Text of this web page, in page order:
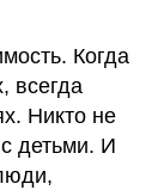
Когда
всегда
Никто не
детьми. И